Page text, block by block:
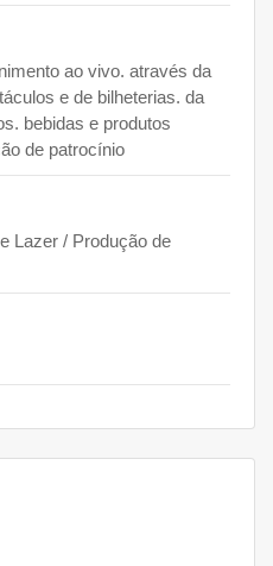
ao vivo. através da
e de bilheterias. da
bebidas e produtos
de patrocínio
Lazer / Produção de